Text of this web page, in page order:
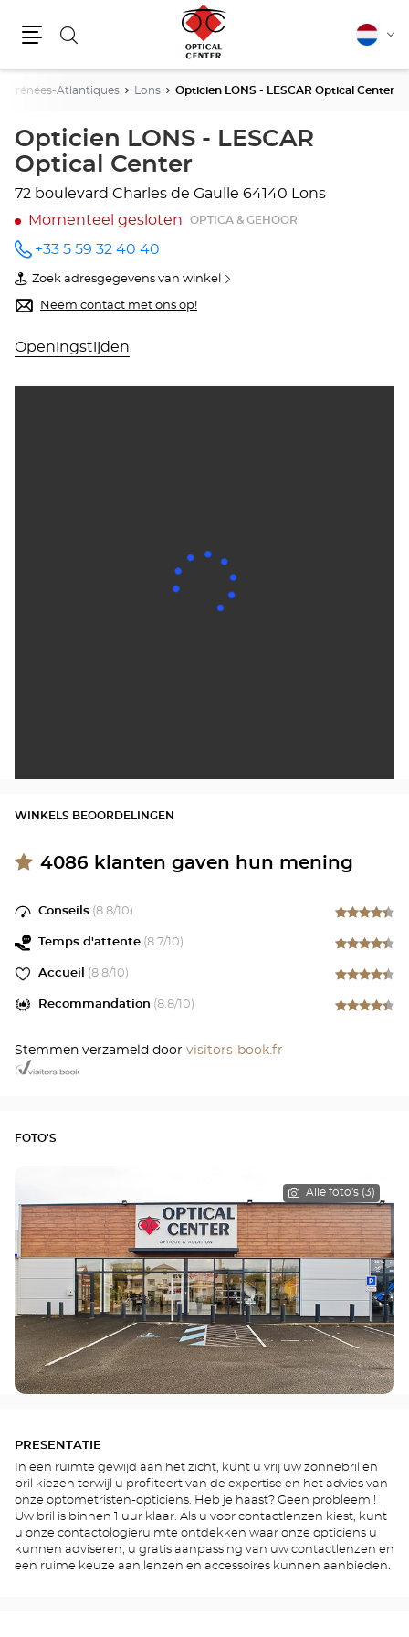
Zoeken
Pyrénées-Atlantiques Lons Opticien LONS - LESCAR Optical Center
Opticien LONS - LESCAR
Optical Center
72 boulevard Charles de Gaulle 64140 Lons
Momenteel gesloten
OPTICA & GEHOOR
telefoonnummer
+33 5 59 32 40 40
Zoek adresgegevens van winkel
van
Opticien
LONS
LESCAR
Optical
Neem contact met ons op!
Openingstijden
WINKELS BEOORDELINGEN
4086 klanten gaven hun mening
Conseils (8.8/10)
Temps d'attente (8.7/10)
Accueil (8.8/10)
Recommandation (8.8/10)
Stemmen verzameld door visitors-book.fr
FOTO'S
Alle foto's (3)
PRESENTATIE
In een ruimte gewijd aan het zicht, kunt u vrij uw zonnebril en
bril kiezen terwijl u profiteert van de expertise en het advies van
onze optometristen-opticiens. Heb je haast? Geen probleem !
Uw bril is binnen 1 uur klaar. Als u voor contactlenzen kiest, kunt
u onze contactologieruimte ontdekken waar onze opticiens u
kunnen adviseren, u gratis aanpassing van uw contactlenzen en
een ruime keuze aan lenzen en accessoires kunnen aanbieden.